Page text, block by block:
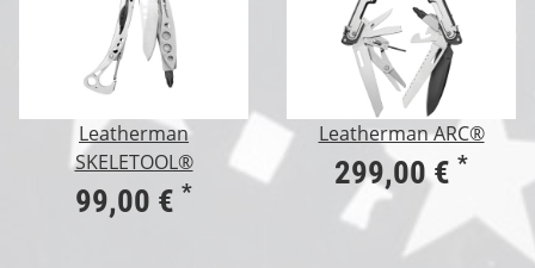
Leatherman
SKELETOOL®
99,00 € *
Leatherman ARC®
299,00 € *